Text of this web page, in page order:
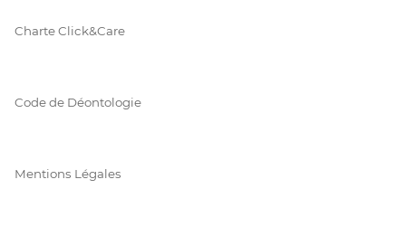
Charte Click&Care
Code de Déontologie
Mentions Légales